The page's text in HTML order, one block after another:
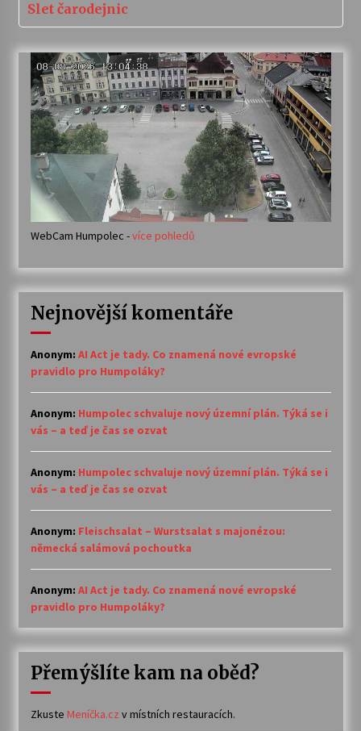
Slet čarodejnic
WebCam Humpolec -více pohledů
Nejnovější komentáře
Anonym: AI Act je tady. Co znamená nové evropské
pravidlo pro Humpoláky?
Anonym: Humpolec schvaluje nový územní plán. Týká se i
vás – a teď je čas se ozvat
Anonym: Humpolec schvaluje nový územní plán. Týká se i
vás – a teď je čas se ozvat
Anonym: Fleischsalat – Wurstsalat s majonézou:
německá salámová pochoutka
Anonym: AI Act je tady. Co znamená nové evropské
pravidlo pro Humpoláky?
Přemýšlíte kam na oběd?
Zkuste Meníčka.cz v místních restauracích.